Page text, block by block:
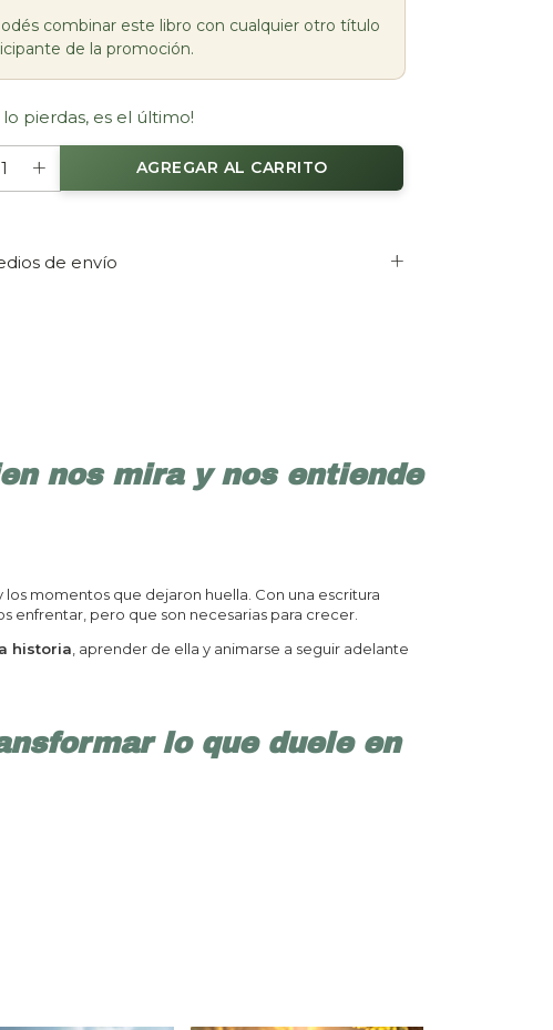
combinar este libro con cualquier otro título
de la promoción.
lo pierdas, es el último!
de envío
nos mira y nos entiende
momentos que dejaron huella. Con una escritura
enfrentar, pero que son necesarias para crecer.
historia , aprender de ella y animarse a seguir adelante
lo que duele en